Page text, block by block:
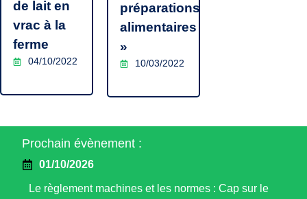
de lait en
vrac à la
ferme
04/10/2022
préparations
alimentaires
»
10/03/2022
Prochain évènement :
01/10/2026
Le règlement machines et les normes : Cap sur le